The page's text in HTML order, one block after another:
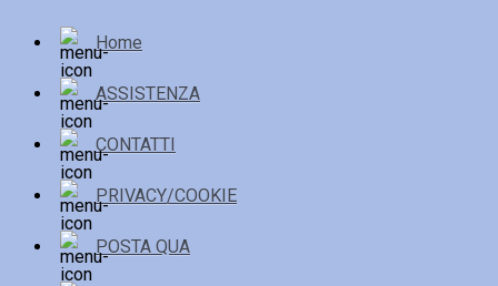
Home
ASSISTENZA
CONTATTI
PRIVACY/COOKIE
POSTA QUA